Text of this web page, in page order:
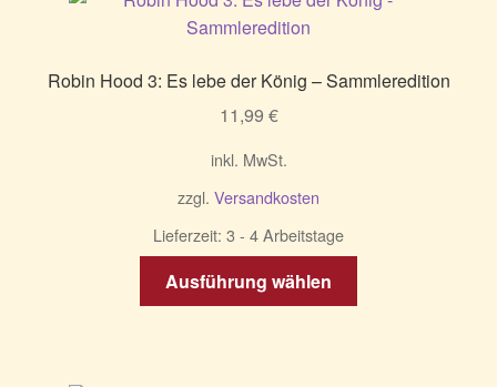
Robin Hood 3: Es lebe der König – Sammleredition
11,99 €
inkl. MwSt.
zzgl. Versandkosten
Lieferzeit: 3 - 4 Arbeitstage
Ausführung wählen